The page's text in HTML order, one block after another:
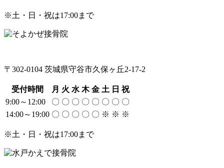
※土・日・祝は17:00まで
〒302-0104 茨城県守谷市久保ヶ丘2-17-2
受付時間 月 火 水 木 金 土 日 祝
9:00～12:00
〇 〇 〇 〇 〇 〇 〇 〇
14:00～19:00 〇 〇 〇 〇 〇 ※ ※ ※
※土・日・祝は17:00まで